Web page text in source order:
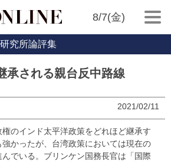
8/7(金)
究所論評集
承される親台反中路線
2021/02/11
のインド太平洋政策をどれほど継承す
かったが、台湾政策においては現在の
でいる。ブリンケン国務長官は「国際